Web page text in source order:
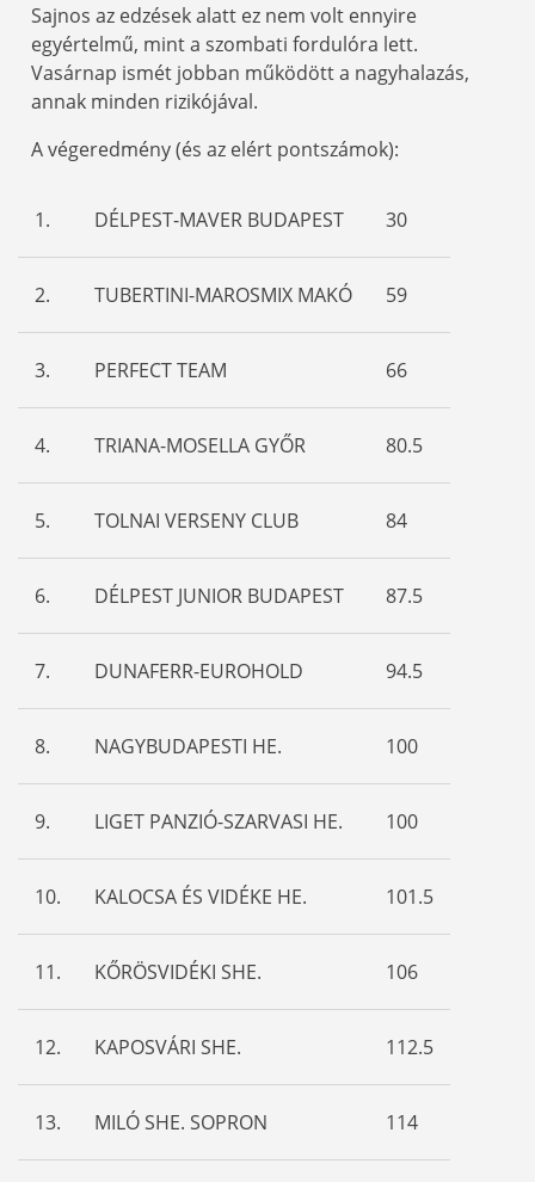
Sajnos az edzések alatt ez nem volt ennyire
egyértelmű, mint a szombati fordulóra lett.
Vasárnap ismét jobban működött a nagyhalazás,
annak minden rizikójával.
A végeredmény (és az elért pontszámok):
1. DÉLPEST-MAVER BUDAPEST 30
2. TUBERTINI-MAROSMIX MAKÓ 59
3. PERFECT TEAM 66
4. TRIANA-MOSELLA GYŐR 80.5
5. TOLNAI VERSENY CLUB 84
6. DÉLPEST JUNIOR BUDAPEST 87.5
7. DUNAFERR-EUROHOLD 94.5
8. NAGYBUDAPESTI HE. 100
9. LIGET PANZIÓ-SZARVASI HE. 100
10. KALOCSA ÉS VIDÉKE HE. 101.5
11. KŐRÖSVIDÉKI SHE. 106
12. KAPOSVÁRI SHE. 112.5
13. MILÓ SHE. SOPRON 114